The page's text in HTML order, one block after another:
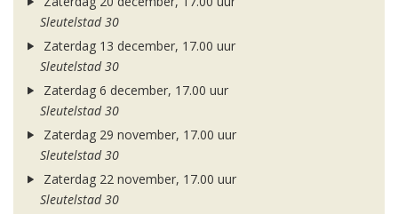
Sleutelstad 30
Zaterdag 13 december, 17.00 uur
Sleutelstad 30
Zaterdag 6 december, 17.00 uur
Sleutelstad 30
Zaterdag 29 november, 17.00 uur
Sleutelstad 30
Zaterdag 22 november, 17.00 uur
Sleutelstad 30